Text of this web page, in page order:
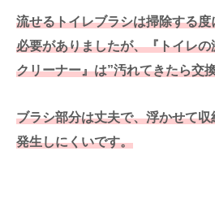
流せるトイレブラシは掃除する
必要がありましたが、『トイレ
クリーナー』は”汚れてきたら交
ブラシ部分は丈夫で、浮かせて
発生しにくいです。